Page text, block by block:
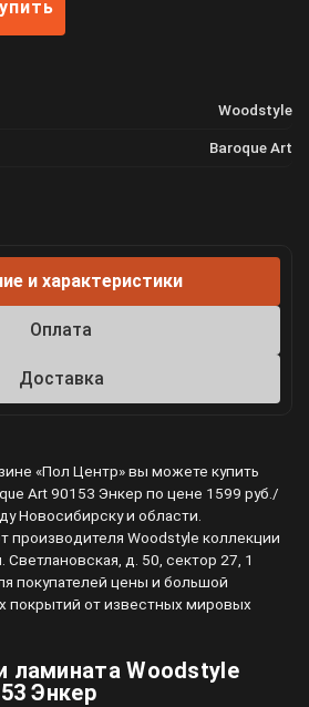
Woodstyle
Baroque Art
и характеристики
Оплата
Доставка
«Пол Центр» вы можете купить
Art 90153 Энкер по цене 1599 руб./
Новосибирску и области.
производителя Woodstyle коллекции
Светлановская, д. 50, сектор 27, 1
покупателей цены и большой
покрытий от известных мировых
ламината Woodstyle
Энкер